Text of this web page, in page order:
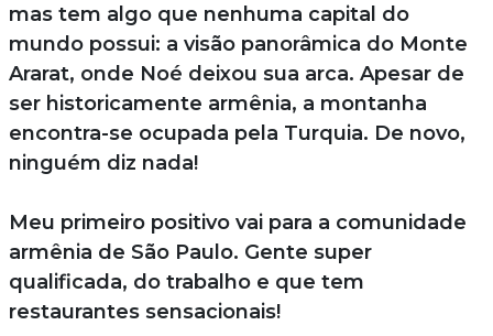
mas tem algo que nenhuma capital do
mundo possui: a visão panorâmica do Monte
Ararat, onde Noé deixou sua arca. Apesar de
ser historicamente armênia, a montanha
encontra-se ocupada pela Turquia. De novo,
ninguém diz nada!
Meu primeiro positivo vai para a comunidade
armênia de São Paulo. Gente super
qualificada, do trabalho e que tem
restaurantes sensacionais!